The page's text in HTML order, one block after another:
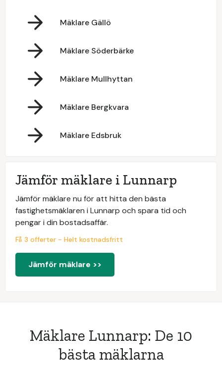
Mäklare Gällö
Mäklare Söderbärke
Mäklare Mullhyttan
Mäklare Bergkvara
Mäklare Edsbruk
Jämför mäklare i Lunnarp
Jämför mäklare nu för att hitta den bästa
fastighetsmäklaren i Lunnarp och spara tid och
pengar i din bostadsaffär.
Få 3 offerter - Helt kostnadsfritt
Jämför mäklare >>
Mäklare Lunnarp: De 10
bästa mäklarna